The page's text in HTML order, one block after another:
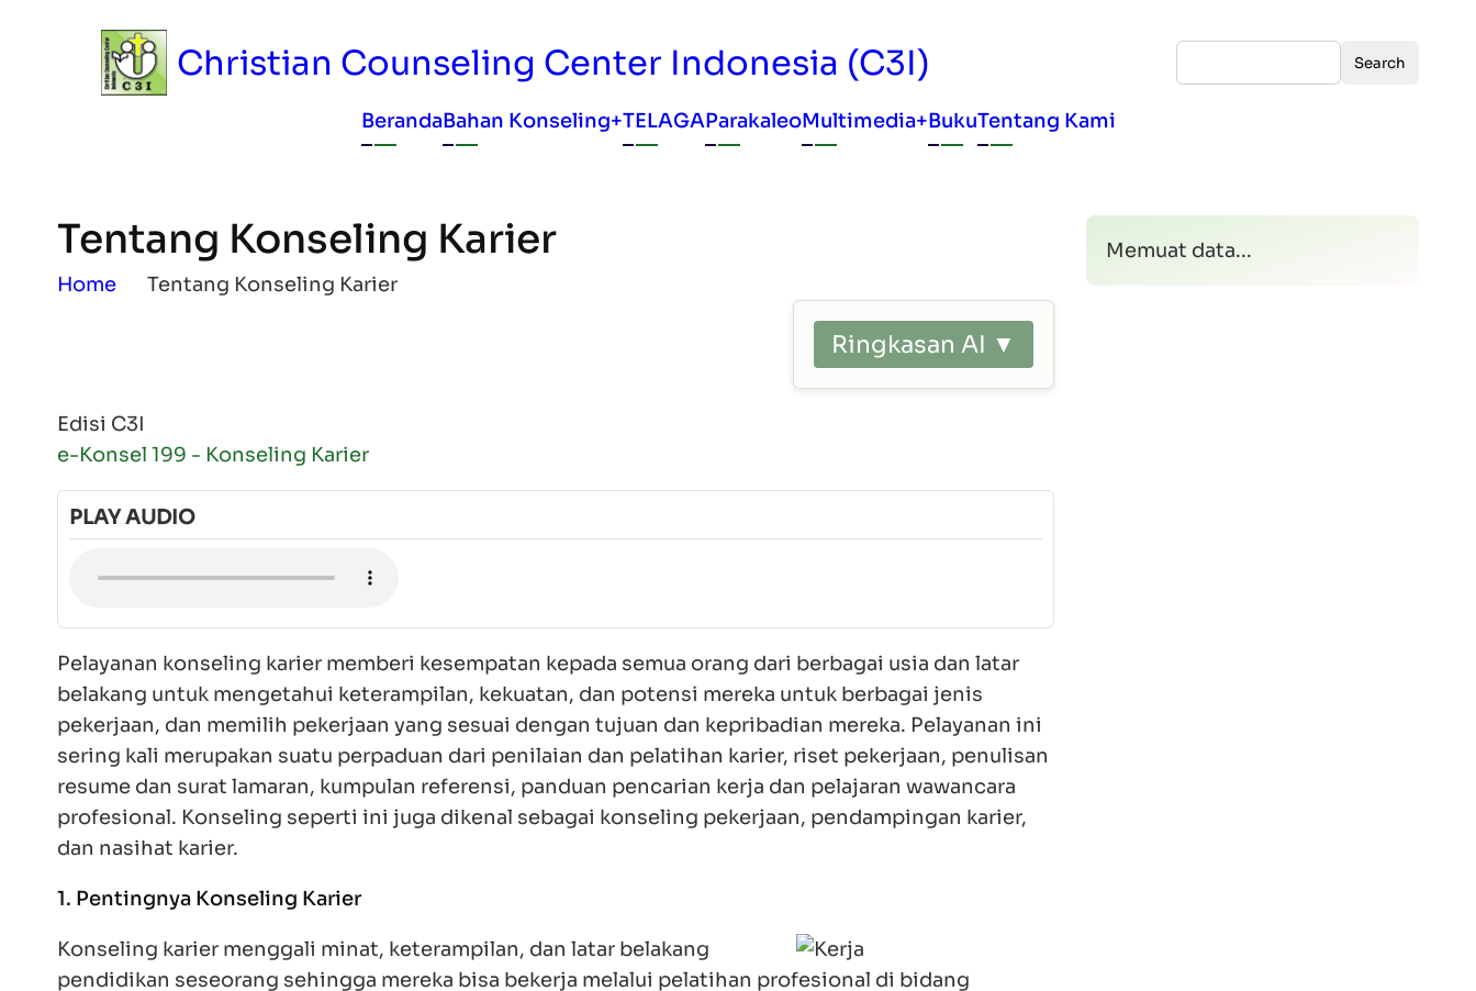
Christian Counseling Center Indonesia (C3I) Search
Main navigation
BerandaBahan Konseling TELAGAParakaleoMultimedia BukuTentang Kami
Tentang Konseling Karier
Breadcrumb
Home Tentang Konseling Karier
Ringkasan AI ▼
Edisi C3I
e-Konsel 199 - Konseling Karier
PLAY AUDIO
Pelayanan konseling karier memberi kesempatan kepada semua orang dari berbagai usia dan latar
belakang untuk mengetahui keterampilan, kekuatan, dan potensi mereka untuk berbagai jenis
pekerjaan, dan memilih pekerjaan yang sesuai dengan tujuan dan kepribadian mereka. Pelayanan ini
sering kali merupakan suatu perpaduan dari penilaian dan pelatihan karier, riset pekerjaan, penulisan
resume dan surat lamaran, kumpulan referensi, panduan pencarian kerja dan pelajaran wawancara
profesional. Konseling seperti ini juga dikenal sebagai konseling pekerjaan, pendampingan karier, dan
nasihat karier.
1. Pentingnya Konseling Karier
Konseling karier menggali minat, keterampilan, dan latar belakang
pendidikan seseorang sehingga mereka bisa bekerja melalui pelatihan profesional di bidang tertentu.
Memuat data...